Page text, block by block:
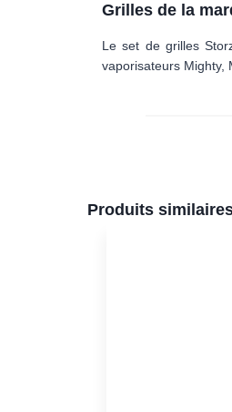
Grilles de la
Le set de grilles
vaporisateurs Mighty,
Produits